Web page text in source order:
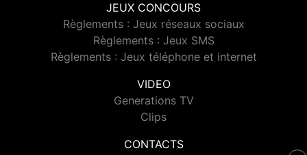
JEUX CONCOURS
Règlements : Jeux réseaux sociaux
Règlements : Jeux SMS
Règlements : Jeux téléphone et internet
VIDEO
Generations TV
Clips
CONTACTS